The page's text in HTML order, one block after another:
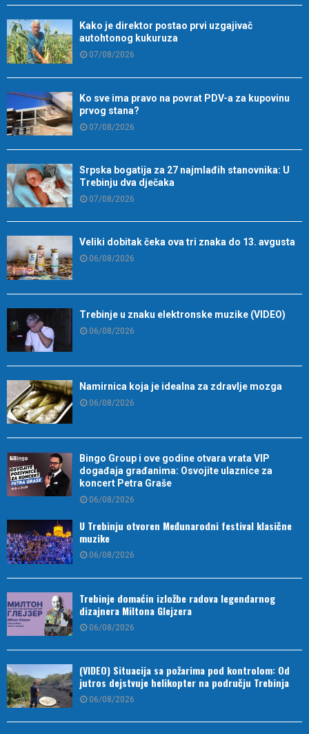
Kako je direktor postao prvi uzgajivač
autohtonog kukuruza
07/08/2026
Ko sve ima pravo na povrat PDV-a za kupovinu
prvog stana?
07/08/2026
Srpska bogatija za 27 najmlađih stanovnika: U
Trebinju dva dječaka
07/08/2026
Veliki dobitak čeka ova tri znaka do 13. avgusta
06/08/2026
Trebinje u znaku elektronske muzike (VIDEO)
06/08/2026
Namirnica koja je idealna za zdravlje mozga
06/08/2026
Bingo Group i ove godine otvara vrata VIP
događaja građanima: Osvojite ulaznice za
koncert Petra Graše
06/08/2026
U Trebinju otvoren Međunarodni festival klasične
muzike
06/08/2026
Trebinje domaćin izložbe radova legendarnog
dizajnera Miltona Glejzera
06/08/2026
(VIDEO) Situacija sa požarima pod kontrolom: Od
jutros dejstvuje helikopter na području Trebinja
06/08/2026